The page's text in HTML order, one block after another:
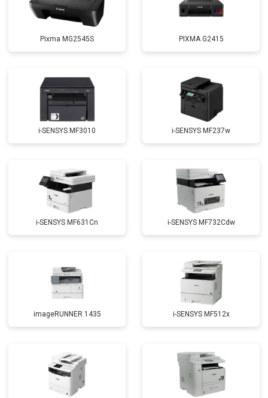
Pixma MG2545S PIXMA G2415
i-SENSYS MF3010 i-SENSYS MF237w
i-SENSYS MF631Cn i-SENSYS MF732Cdw
imageRUNNER 1435 i-SENSYS MF512x